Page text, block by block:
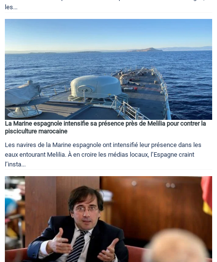
les...
La Marine espagnole intensifie sa présence près de Melilia pour contrer la
pisciculture marocaine
Les navires de la Marine espagnole ont intensifié leur présence dans les
eaux entourant Melilia. À en croire les médias locaux, l’Espagne craint
l’insta...